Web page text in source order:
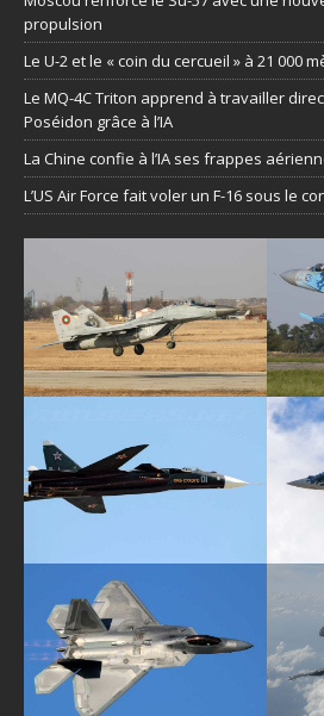
propulsion
Le U-2 et le « coin du cercueil » à 21 000
Le MQ-4C Triton apprend à travailler
Poséidon grâce à l’IA
La Chine confie à l’IA ses frappes
L’US Air Force fait voler un F-16 sous le